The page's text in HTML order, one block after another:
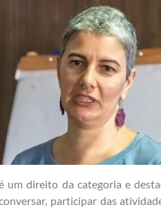
um direito da categoria e
participar das